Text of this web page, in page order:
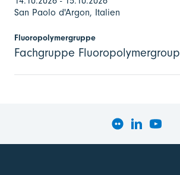
San Paolo d'Argon, Italien
Fluoropolymergruppe
Fachgruppe Fluoropolymergroup